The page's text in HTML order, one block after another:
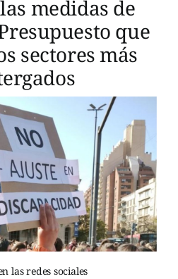
medidas de
que
sectores más
las redes sociales